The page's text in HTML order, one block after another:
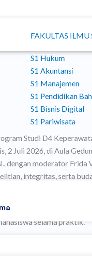
FAKULTAS ILMU
S1 Hukum
S1 Akuntansi
S1 Manajemen
S1 Pendidikan
S1 Bisnis Digital
S1 Pariwisata
Studi D4
Juli 2026, di Aula
dengan moderator
integritas, serta
Para peserta
hanya membahas
selama praktik.
perioperatif
identitas,